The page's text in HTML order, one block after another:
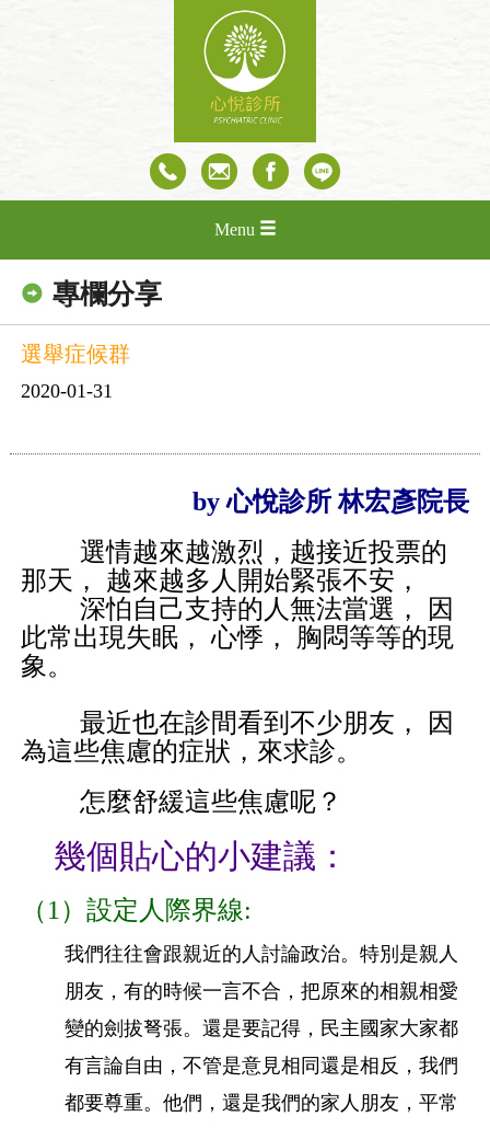
Menu
專欄分享
選舉症候群
2020-01-31
by 心悅診所 林宏彥院長
選情越來越激烈，越接近投票的
那天， 越來越多人開始緊張不安，
深怕自己支持的人無法當選， 因
此常出現失眠， 心悸， 胸悶等等的現
象。
最近也在診間看到不少朋友， 因
為這些焦慮的症狀，來求診。
怎麼舒緩這些焦慮呢？
幾個貼心的小建議：
（1）設定人際界線:
我們往往會跟親近的人討論政治。特別是親人
朋友， 有的時候一言不合，把原來的相親相愛
變的劍拔弩張。還是要記得， 民主國家大家都
有言論自由，不管是意見相同還是相反， 我們
都要尊重。他們，還是我們的家人朋友， 平常